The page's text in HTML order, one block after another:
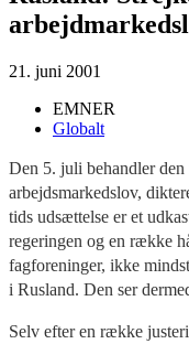
21. juni 2001
EMNER
Globalt
Den 5. juli behandler
arbejdsmarkedslov,
tids udsættelse er et
regeringen og en række
fagforeninger, ikke
i Rusland. Den ser
Selv efter en række